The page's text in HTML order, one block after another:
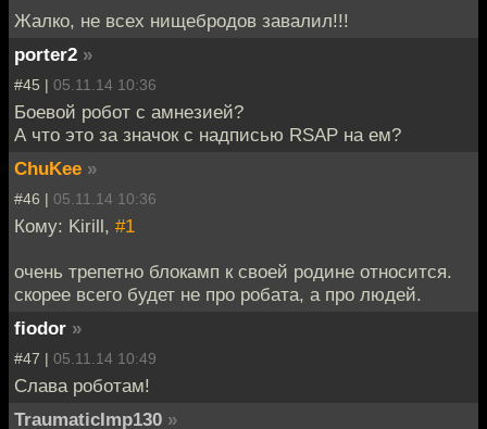
Жалко, не всех нищебродов завалил!!!
porter2 »
#45 | 05.11.14 10:36
Боевой робот с амнезией?
А что это за значок с надписью RSAP на ем?
ChuKee »
#46 | 05.11.14 10:36
Кому: Kirill, #1
очень трепетно блокамп к своей родине относится.
скорее всего будет не про робата, а про людей.
fiodor »
#47 | 05.11.14 10:49
Слава роботам!
TraumaticImp130 »